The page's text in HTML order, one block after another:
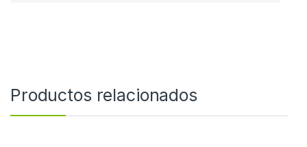
Productos relacionados